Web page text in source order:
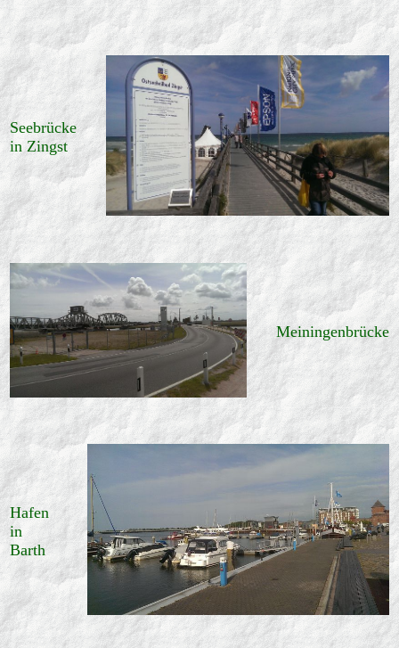
Seebrücke
in Zingst
Meiningenbrücke
Hafen
in
Barth